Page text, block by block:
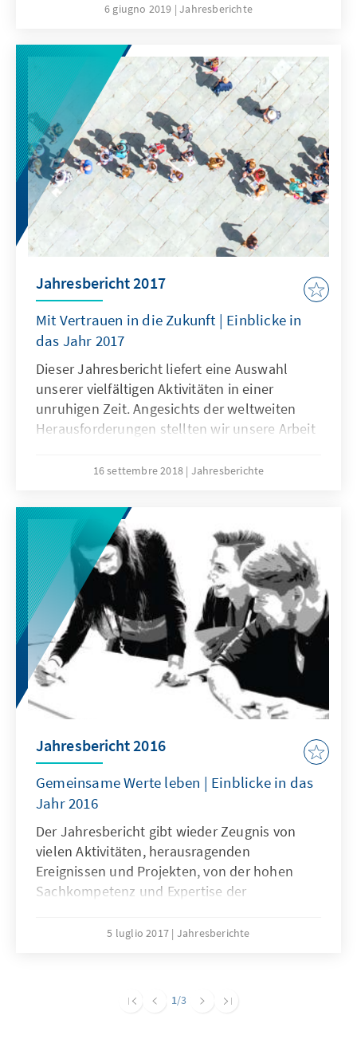
auf die Frage, was uns als Gesellschaft
Zukunft antreibt. Dies zeigen auch die
vielfältigen Aktivitäten des Jahres 2018, zu
denen dieser Bericht einen Überblick bietet.
Zusammen mit unserem Internetangebot
spiegelt die Publikation das hohe
Engagement, die Kompetenz und die
Leistungsbereitschaft der Mitarbeiterinnen
und Mitarbeiter im In- und Ausland wider.
6 giugno 2019 Jahresberichte
Jahresbericht 2017
Mit Vertrauen in die Zukunft | Einblicke in
das Jahr 2017
Dieser Jahresbericht liefert eine Auswahl
unserer vielfältigen Aktivitäten in einer
unruhigen Zeit. Angesichts der weltweiten
Herausforderungen stellten wir unsere Arbeit
Zukunft“. Zusammen mit unserem
hohe Engagement, die Kompetenz und die
Leistungsbereitschaft der Mitarbeiterinnen
und Mitarbeiter im In- und Ausland wider.
16 settembre 2018 Jahresberichte
Jahresbericht 2016
Gemeinsame Werte leben | Einblicke in das
Jahr 2016
Der Jahresbericht gibt wieder Zeugnis von
vielen Aktivitäten, herausragenden
Ereignissen und Projekten, von der hohen
Sachkompetenz und Expertise der
weltweiten Engagement für Demokratie,
5 luglio 2017 Jahresberichte
1/3